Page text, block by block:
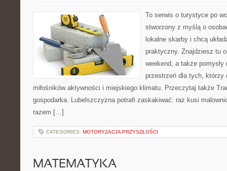
To serwis o turystyce po
stworzony z myślą o
lokalne skarby i chcą
praktyczny. Znajdziesz tu
weekend, a także
przestrzeń dla tych, którzy
miłośników aktywności i miejskiego klimatu. Przeczytaj także
gospodarka. Lubelszczyzna potrafi zaskakiwać: raz kusi
razem […]
CATEGORIES: MOTORYZACJA PRZYSZŁOŚCI
MATEMATYKA